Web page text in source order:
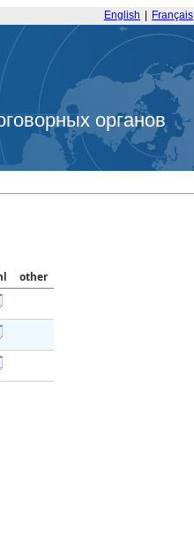
English Français
органов
other